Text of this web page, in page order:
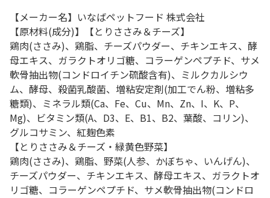
【メーカー名】いなばペットフード 株式会社
【原材料(成分)】【とりささみ＆チーズ】
鶏肉(ささみ)、鶏脂、チーズパウダー、チキンエキス、酵
母エキス、ガラクトオリゴ糖、コラーゲンペプチド、サメ
軟骨抽出物(コンドロイチン硫酸含有)、ミルクカルシウ
ム、酵母、殺菌乳酸菌、増粘安定剤(加工でん粉、増粘多
糖類)、ミネラル類(Ca、Fe、Cu、Mn、Zn、I、K、P、
Mg)、ビタミン類(A、D3、E、B1、B2、葉酸、コリン)、
グルコサミン、紅麹色素
【とりささみ＆チーズ・緑黄色野菜】
鶏肉(ささみ)、鶏脂、野菜(人参、かぼちゃ、いんげん)、
チーズパウダー、チキンエキス、酵母エキス、ガラクトオ
リゴ糖、コラーゲンペプチド、サメ軟骨抽出物(コンドロ